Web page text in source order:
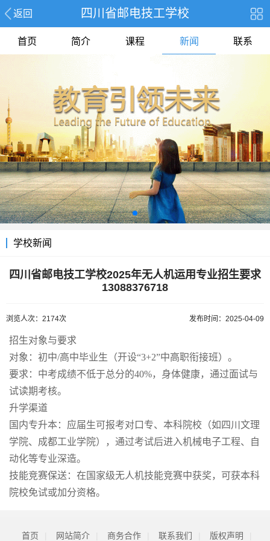
返回 四川省邮电技工学校
首页 简介 课程 新闻 联系
学校新闻
四川省邮电技工学校2025年无人机运用专业招生要求
13088376718
浏览人次：2174次 发布时间：2025-04-09
招生对象与要求
对象：初中/高中毕业生（开设“3+2”中高职衔接班）。
要求：中考成绩不低于总分的40%，身体健康，通过面试与
试读期考核。
升学渠道
国内专升本：应届生可报考对口专、本科院校（如四川文理
学院、成都工业学院），通过考试后进入机械电子工程、自
动化等专业深造。
技能竞赛保送：在国家级无人机技能竞赛中获奖，可获本科
院校免试或加分资格。
首页 网站简介 商务合作 联系我们 版权声明